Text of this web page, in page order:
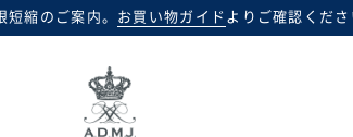
縮のご案内。 お買い物ガイド よりご確認くださ
検索